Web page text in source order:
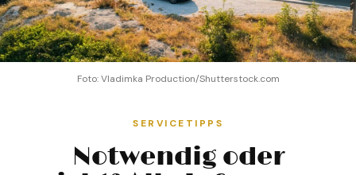
Foto: Vladimka Production/Shutterstock.com
SERVICETIPPS
Notwendig oder